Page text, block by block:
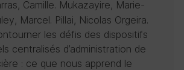
Camille. Mukazayire, Marie-
Marcel. Pillai, Nicolas Orgeira.
les défis des dispositifs
centralisés d’administration de
: ce que nous apprend le